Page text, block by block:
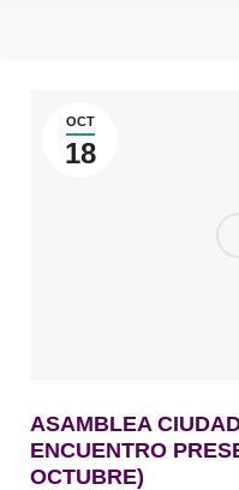
OCT
18
ASAMBLEA
ENCUENTRO
OCTUBRE)